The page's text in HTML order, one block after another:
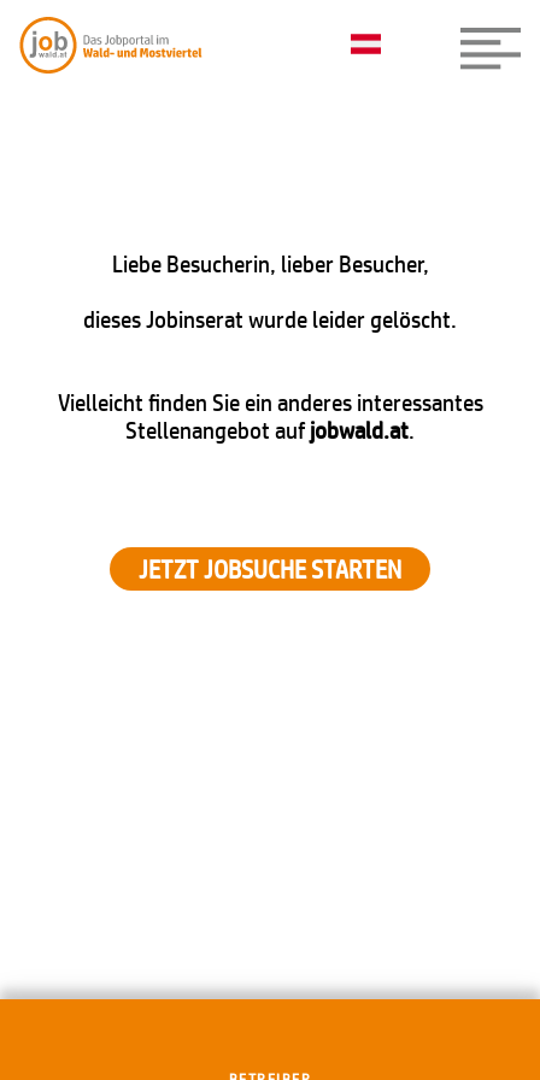
Liebe Besucherin, lieber Besucher,
dieses Jobinserat wurde leider gelöscht.
Vielleicht finden Sie ein anderes interessantes
Stellenangebot aufjobwald.at.
JETZT JOBSUCHE STARTEN